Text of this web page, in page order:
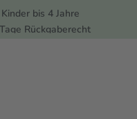
bis 4 Jahre
Rückgaberecht